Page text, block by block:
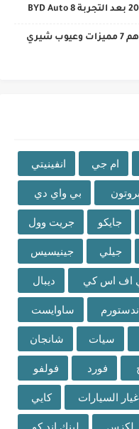
تستاهل التجربة ولا تستحق النسيان ؟ اهم 7 مميزات وعيوب شيري
ام جي انفينيتي
بروتون بي واي دي
جايكو جريت وول
جيلي جينيسيس
اف اس كي ديبال
ساوايست
سيات شانجان
فورد فولفو
السيارات كايي